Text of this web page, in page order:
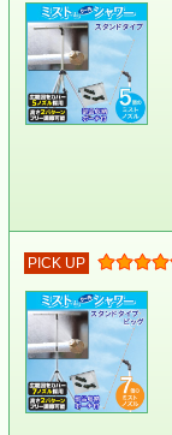
PICK UP